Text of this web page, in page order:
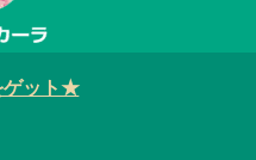
ゲット★